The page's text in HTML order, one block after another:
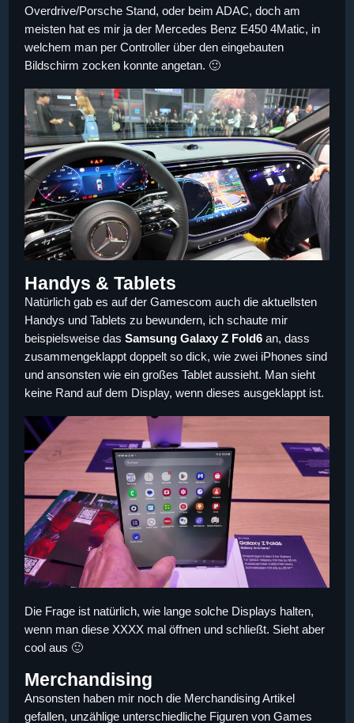
Overdrive/Porsche Stand, oder beim ADAC, doch am
meisten hat es mir ja der Mercedes Benz E450 4Matic, in
welchem man per Controller über den eingebauten
Bildschirm zocken konnte angetan. 🙂
Handys & Tablets
Natürlich gab es auf der Gamescom auch die aktuellsten
Handys und Tablets zu bewundern, ich schaute mir
beispielsweise das Samsung Galaxy Z Fold6 an, dass
zusammengeklappt doppelt so dick, wie zwei iPhones sind
und ansonsten wie ein großes Tablet aussieht. Man sieht
keine Rand auf dem Display, wenn dieses ausgeklappt ist.
Die Frage ist natürlich, wie lange solche Displays halten,
wenn man diese XXXX mal öffnen und schließt. Sieht aber
cool aus 🙂
Merchandising
Ansonsten haben mir noch die Merchandising Artikel
gefallen, unzählige unterschiedliche Figuren von Games